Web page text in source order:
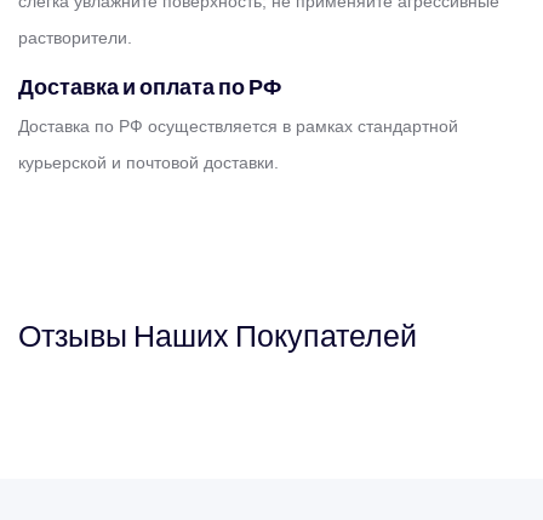
растворители.
Доставка и оплата по РФ
Доставка по РФ осуществляется в рамках стандартной
курьерской и почтовой доставки.
Отзывы Наших Покупателей